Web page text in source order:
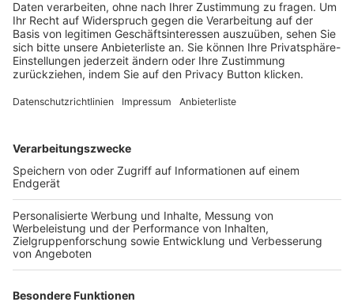
Trainerbörse
Login SpielPlus
FOLGE DEM BFV
TOP-VEREINE
TOP-PARTNER